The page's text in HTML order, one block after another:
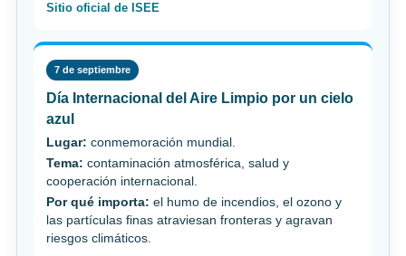
Sitio oficial de ISEE
7 de septiembre
Día Internacional del Aire Limpio por un cielo
azul
Lugar: conmemoración mundial.
Tema: contaminación atmosférica, salud y
cooperación internacional.
Por qué importa: el humo de incendios, el ozono y
las partículas finas atraviesan fronteras y agravan
riesgos climáticos.